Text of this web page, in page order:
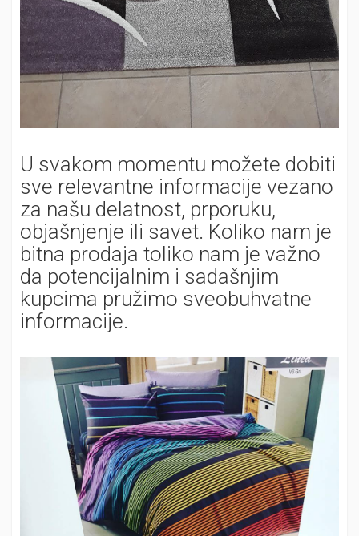
U svakom momentu možete dobiti
sve relevantne informacije vezano
za našu delatnost, prporuku,
objašnjenje ili savet. Koliko nam je
bitna prodaja toliko nam je važno
da potencijalnim i sadašnjim
kupcima pružimo sveobuhvatne
informacije.